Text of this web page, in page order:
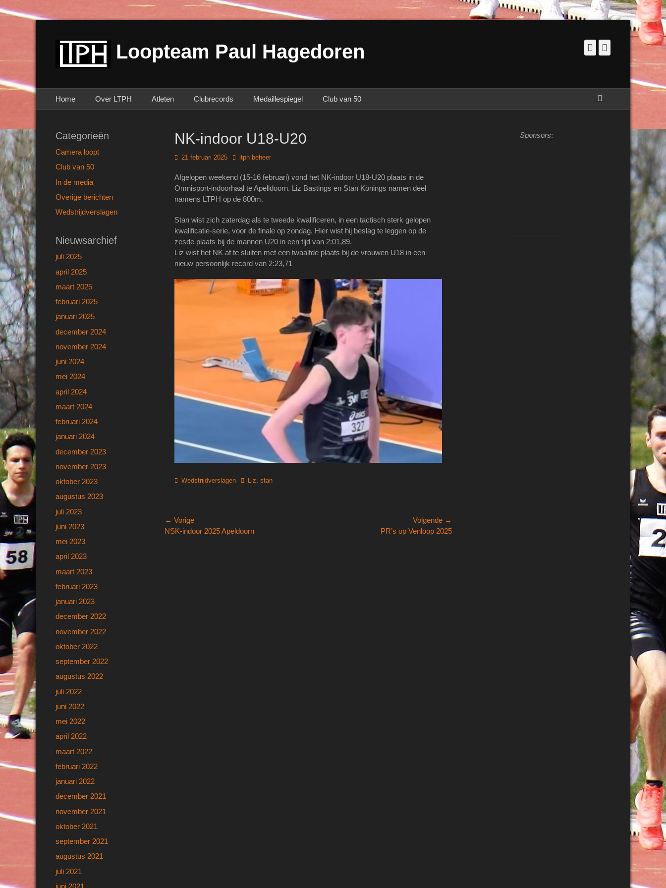
Loopteam Paul Hagedoren FacebookInstagram
Primair menu
naar
Home Over LTPH Atleten Clubrecords Medaillespiegel Club van 50
NK-indoor U18-U20
Geplaatst
21 februari 2025 Authorltph beheer
Afgelopen weekend (15-16 februari) vond het NK-indoor U18-U20 plaats in de
Omnisport-indoorhaal te Apelldoorn. Liz Bastings en Stan Könings namen deel
namens LTPH op de 800m.
Stan wist zich zaterdag als te tweede kwalificeren, in een tactisch sterk gelopen
kwalificatie-serie, voor de finale op zondag. Hier wist hij beslag te leggen op de
zesde plaats bij de mannen U20 in een tijd van 2:01,89.
Liz wist het NK af te sluiten met een twaalfde plaats bij de vrouwen U18 in een
nieuw persoonlijk record van 2:23,71
Categorieën
Wedstrijdverslagen Tags
Liz, stan
Bericht
navigatie
← Vorige
Vorig
NSK-indoor 2025 Apeldoorn
Volgende →
PR’s op Venloop 2025
Sponsors:
Categorieën
Camera loopt
Club van 50
In de media
Overige berichten
Wedstrijdverslagen
Nieuwsarchief
juli 2025
april 2025
maart 2025
februari 2025
januari 2025
december 2024
november 2024
juni 2024
mei 2024
april 2024
maart 2024
februari 2024
januari 2024
december 2023
november 2023
oktober 2023
augustus 2023
juli 2023
juni 2023
mei 2023
april 2023
maart 2023
februari 2023
januari 2023
december 2022
november 2022
oktober 2022
september 2022
augustus 2022
juli 2022
juni 2022
mei 2022
april 2022
maart 2022
februari 2022
januari 2022
december 2021
november 2021
oktober 2021
september 2021
augustus 2021
juli 2021
juni 2021